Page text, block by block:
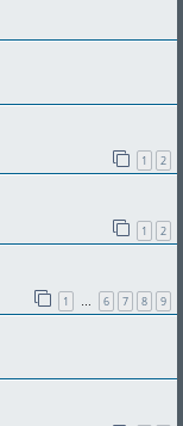
1 2
1 2
1 … 6 7 8 9